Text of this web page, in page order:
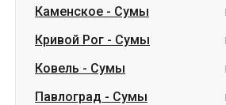
Каменское - Сумы
Кривой Рог - Сумы
Ковель - Сумы
Павлоград - Сумы